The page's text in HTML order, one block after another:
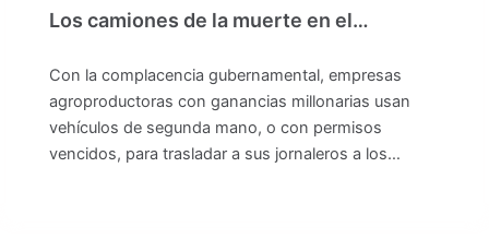
Los camiones de la muerte en el…
Con la complacencia gubernamental, empresas
agroproductoras con ganancias millonarias usan
vehículos de segunda mano, o con permisos
vencidos, para trasladar a sus jornaleros a los…